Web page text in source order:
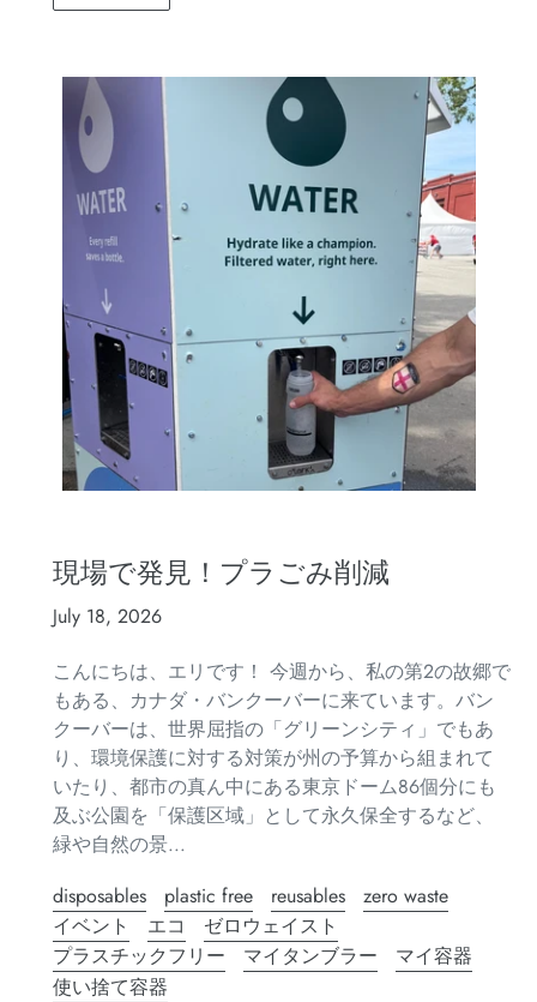
現場で発見！プラごみ削減
July 18, 2026
こんにちは、エリです！ 今週から、私の第2の故郷で
もある、カナダ・バンクーバーに来ています。バン
クーバーは、世界屈指の「グリーンシティ」でもあ
り、環境保護に対する対策が州の予算から組まれて
いたり、都市の真ん中にある東京ドーム86個分にも
及ぶ公園を「保護区域」として永久保全するなど、
緑や自然の景...
disposables
plastic free reusables
zero waste
イベント
エコ
ゼロウェイスト
プラスチックフリー
マイタンブラー
マイ容器
使い捨て容器